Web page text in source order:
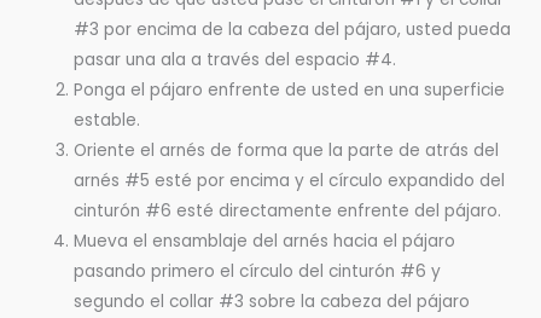
#3 por encima de la cabeza del pájaro, usted pueda
pasar una ala a través del espacio #4.
Ponga el pájaro enfrente de usted en una superficie
estable.
Oriente el arnés de forma que la parte de atrás del
arnés #5 esté por encima y el círculo expandido del
cinturón #6 esté directamente enfrente del pájaro.
Mueva el ensamblaje del arnés hacia el pájaro
pasando primero el círculo del cinturón #6 y
segundo el collar #3 sobre la cabeza del pájaro